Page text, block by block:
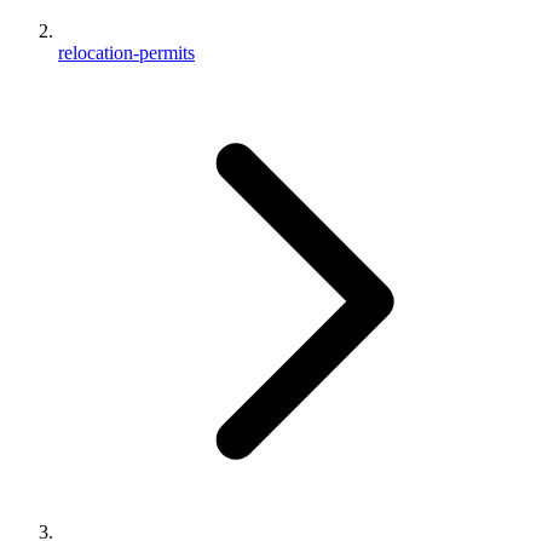
relocation-permits